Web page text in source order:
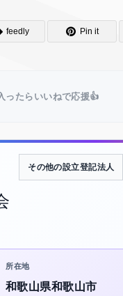
feedly Pin it
ったらいいねで応援👍
その他の設立登記法人
所在地
和歌山県和歌山市